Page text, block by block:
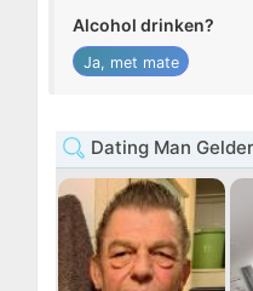
Alcohol drinken?
Ja, met mate
Dating Man